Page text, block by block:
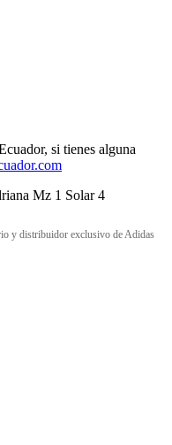
si tienes alguna
Mz 1 Solar 4
y distribuidor exclusivo de Adidas